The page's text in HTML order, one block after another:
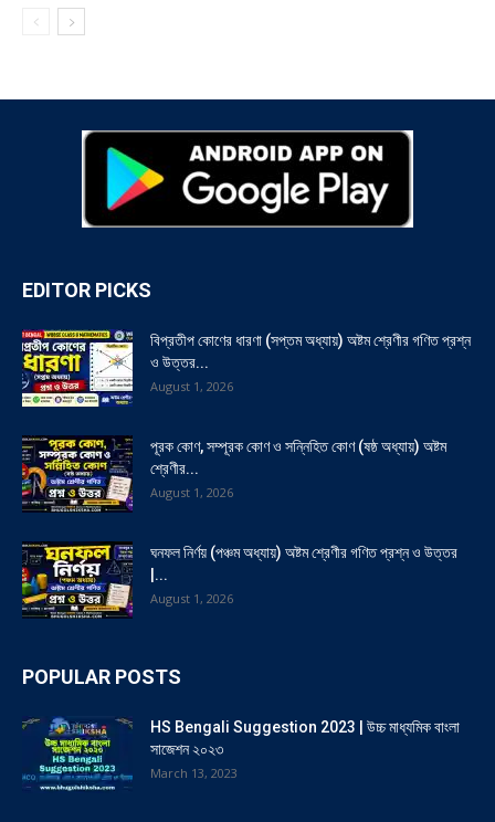
EDITOR PICKS
বিপ্রতীপ কোণের ধারণা (সপ্তম অধ্যায়) অষ্টম শ্রেণীর গণিত প্রশ্ন
ও উত্তর...
August 1, 2026
পূরক কোণ, সম্পূরক কোণ ও সন্নিহিত কোণ (ষষ্ঠ অধ্যায়) অষ্টম
শ্রেণীর...
August 1, 2026
ঘনফল নির্ণয় (পঞ্চম অধ্যায়) অষ্টম শ্রেণীর গণিত প্রশ্ন ও উত্তর
|...
August 1, 2026
POPULAR POSTS
HS Bengali Suggestion 2023 | উচ্চ মাধ্যমিক বাংলা
সাজেশন ২০২৩
March 13, 2023